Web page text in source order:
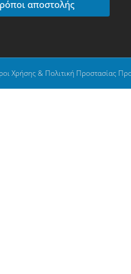
αποστολής
Χρήσης & Πολιτική Προστασίας